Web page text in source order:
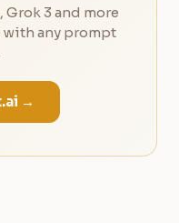
Grok 3 and more
any prompt
→